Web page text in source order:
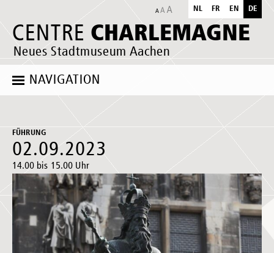
CENTRE CHARLEMAGNE
Neues Stadtmuseum Aachen
NL FR EN DE
NAVIGATION
FÜHRUNG
02.09.2023
14.00 bis 15.00 Uhr